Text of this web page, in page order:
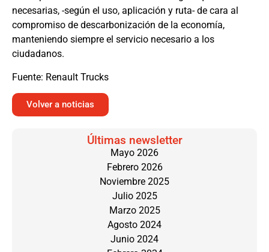
necesarias, -según el uso, aplicación y ruta- de cara al
compromiso de descarbonización de la economía,
manteniendo siempre el servicio necesario a los
ciudadanos.
Fuente: Renault Trucks
Volver a noticias
Últimas newsletter
Mayo 2026
Febrero 2026
Noviembre 2025
Julio 2025
Marzo 2025
Agosto 2024
Junio 2024